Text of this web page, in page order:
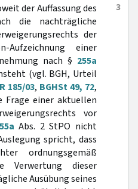
3
der Auffassung des
die nachträgliche
der
Aufzeichnung einer
nach § 255a
(vgl. BGH, Urteil
185/03, BGHSt 49, 72,
Frage einer aktuellen
vor
Abs. 2 StPO nicht
spricht, dass
ordnungsgemäß
Verwertung dieser
Ausübung seines